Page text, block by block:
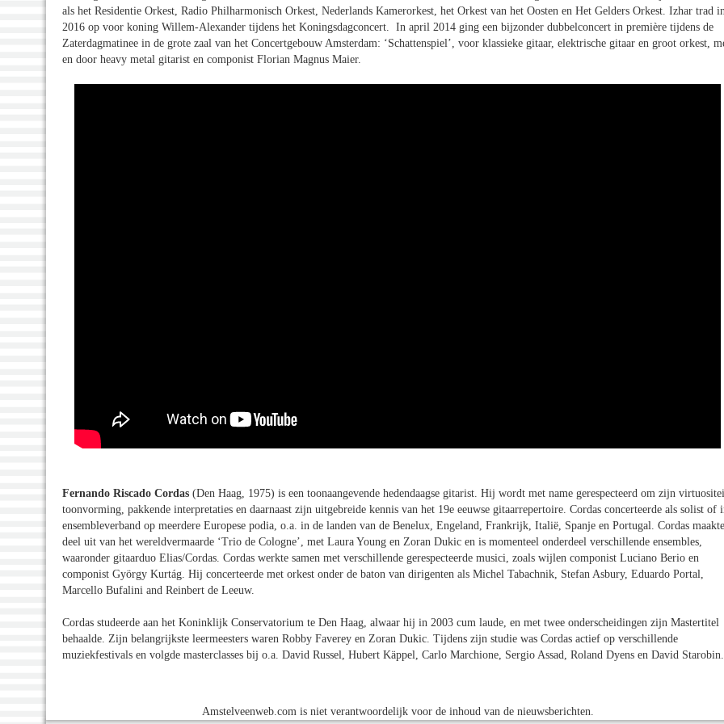
als het Residentie Orkest, Radio Philharmonisch Orkest, Nederlands Kamerorkest, het Orkest van het Oosten en Het Gelders Orkest. Izhar trad
2016 op voor koning Willem-Alexander tijdens het Koningsdagconcert. In april 2014 ging een bijzonder dubbelconcert in première tijdens de
Zaterdagmatinee in de grote zaal van het Concertgebouw Amsterdam: ‘Schattenspiel’, voor klassieke gitaar, elektrische gitaar en groot orkest,
en door heavy metal gitarist en componist Florian Magnus Maier.
Fernando Riscado Cordas (Den Haag, 1975) is een toonaangevende hedendaagse gitarist. Hij wordt met name gerespecteerd om zijn
toonvorming, pakkende interpretaties en daarnaast zijn uitgebreide kennis van het 19e eeuwse gitaarrepertoire. Cordas concerteerde als solist of
ensembleverband op meerdere Europese podia, o.a. in de landen van de Benelux, Engeland, Frankrijk, Italië, Spanje en Portugal. Cordas maakte
deel uit van het wereldvermaarde ‘Trio de Cologne’, met Laura Young en Zoran Dukic en is momenteel onderdeel verschillende ensembles,
waaronder gitaarduo Elias/Cordas. Cordas werkte samen met verschillende gerespecteerde musici, zoals wijlen componist Luciano Berio en
componist György Kurtág. Hij concerteerde met orkest onder de baton van dirigenten als Michel Tabachnik, Stefan Asbury, Eduardo Portal,
Marcello Bufalini and Reinbert de Leeuw.
Cordas studeerde aan het Koninklijk Conservatorium te Den Haag, alwaar hij in 2003 cum laude, en met twee onderscheidingen zijn Mastertitel
behaalde. Zijn belangrijkste leermeesters waren Robby Faverey en Zoran Dukic. Tijdens zijn studie was Cordas actief op verschillende
muziekfestivals en volgde masterclasses bij o.a. David Russel, Hubert Käppel, Carlo Marchione, Sergio Assad, Roland Dyens en David Starobin.
Amstelveenweb.com is niet verantwoordelijk voor de inhoud van de nieuwsberichten.